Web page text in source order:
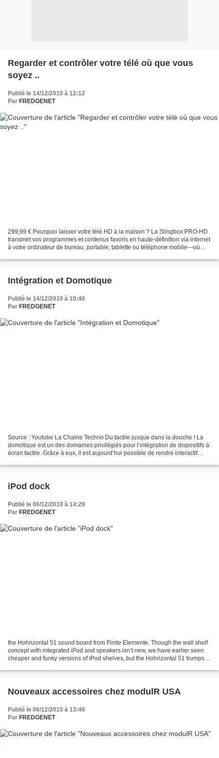
Regarder et contrôler votre télé où que vous
soyez ..
Publié le 14/12/2010 à 12:12
Par FREDGENET
299,99 € Pourquoi laisser votre télé HD à la maison ? La Slingbox PRO-HD
transmet vos programmes et contenus favoris en haute-définition via internet
à votre ordinateur de bureau, portable, tablette ou téléphone mobile—où
Intégration et Domotique
Publié le 14/12/2010 à 10:40
Par FREDGENET
Source : Youtube La Chaine Techno Du tactile jusque dans la douche ! La
domotique est un des domaines privilégiés pour l’intégration de dispositifs à
écran tactile. Grâce à eux, il est aujourd’hui possible de rendre interactif
iPod dock
Publié le 06/12/2010 à 14:29
Par FREDGENET
the Hohrizontal 51 sound board from Finite Elemente. Though the wall shelf
concept with integrated iPod and speakers isn’t new, we have earlier seen
cheaper and funky versions of iPod shelves, but the Hohrizontal 51 trumps
Nouveaux accessoires chez modulR USA
Publié le 06/12/2010 à 13:46
Par FREDGENET